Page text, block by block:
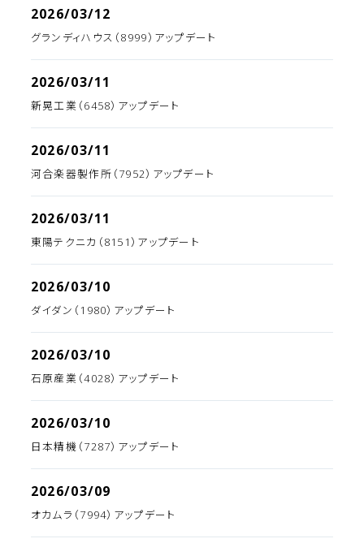
2026/03/12
グランディハウス（8999）アップデート
2026/03/11
新晃工業（6458）アップデート
2026/03/11
河合楽器製作所（7952）アップデート
2026/03/11
東陽テクニカ（8151）アップデート
2026/03/10
ダイダン（1980）アップデート
2026/03/10
石原産業（4028）アップデート
2026/03/10
日本精機（7287）アップデート
2026/03/09
オカムラ（7994）アップデート